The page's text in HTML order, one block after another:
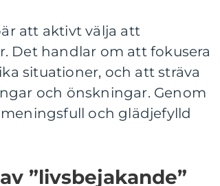
att aktivt välja att
Det handlar om att fokusera
situationer, och att sträva
och önskningar. Genom
och glädjefylld
”livsbejakande”